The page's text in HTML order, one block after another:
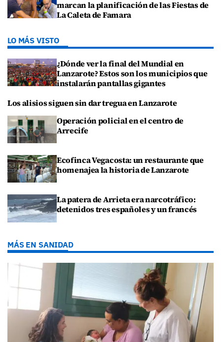
marcan la planificación de las Fiestas de
La Caleta de Famara
LO MÁS VISTO
¿Dónde ver la final del Mundial en
Lanzarote? Estos son los municipios que
instalarán pantallas gigantes
Los alisios siguen sin dar tregua en Lanzarote
Operación policial en el centro de
Arrecife
Ecofinca Vegacosta: un restaurante que
homenajea la historia de Lanzarote
La patera de Arrieta era narcotráfico:
detenidos tres españoles y un francés
MÁS EN SANIDAD